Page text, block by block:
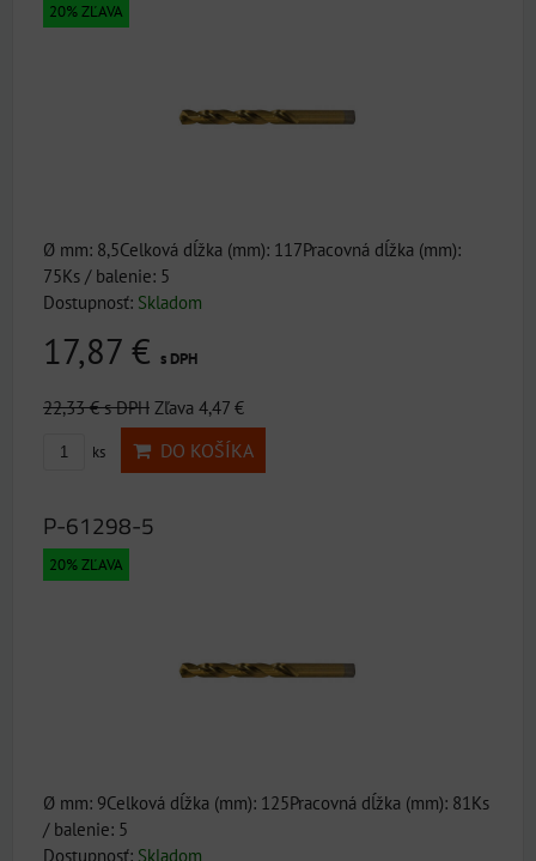
20% ZĽAVA
Ø mm: 8,5Celková dĺžka (mm): 117Pracovná dĺžka (mm):
75Ks / balenie: 5
Dostupnosť: Skladom
17,87 € s DPH
22,33 €s DPH Zľava 4,47 €
ks DO KOŠÍKA
P-61298-5
20% ZĽAVA
Ø mm: 9Celková dĺžka (mm): 125Pracovná dĺžka (mm): 81Ks
/ balenie: 5
Dostupnosť: Skladom